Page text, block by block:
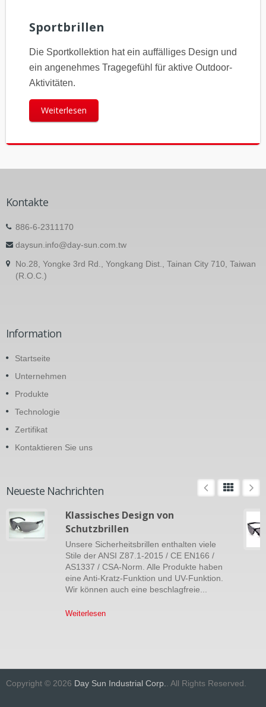
Sportbrillen
Die Sportkollektion hat ein auffälliges Design und
ein angenehmes Tragegefühl für aktive Outdoor-
Aktivitäten.
Weiterlesen
Kontakte
886-6-2311170
daysun.info@day-sun.com.tw
No.28, Yongke 3rd Rd., Yongkang Dist., Tainan City 710, Taiwan
(R.O.C.)
Information
Startseite
Unternehmen
Produkte
Technologie
Zertifikat
Kontaktieren Sie uns
Neueste Nachrichten
Klassisches Design von
Schutzbrillen
Unsere Sicherheitsbrillen enthalten viele
Stile der ANSI Z87.1-2015 / CE EN166 /
AS1337 / CSA-Norm. Alle Produkte haben
eine Anti-Kratz-Funktion und UV-Funktion.
Wir können auch eine beschlagfreie...
Weiterlesen
Copyright © 2026 Day Sun Industrial Corp. . All Rights Reserved.